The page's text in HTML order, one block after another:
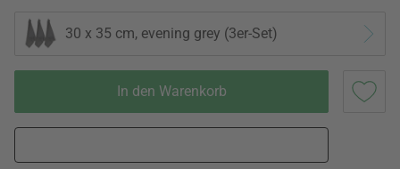
30 x 35 cm, evening grey (3er-Set)
In den Warenkorb